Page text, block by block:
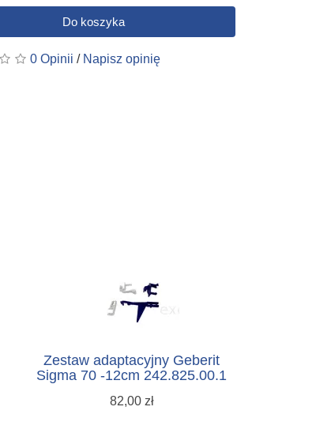
Do koszyka
0 Opinii / Napisz opinię
Zestaw adaptacyjny Geberit
Sigma 70 -12cm 242.825.00.1
82,00 zł